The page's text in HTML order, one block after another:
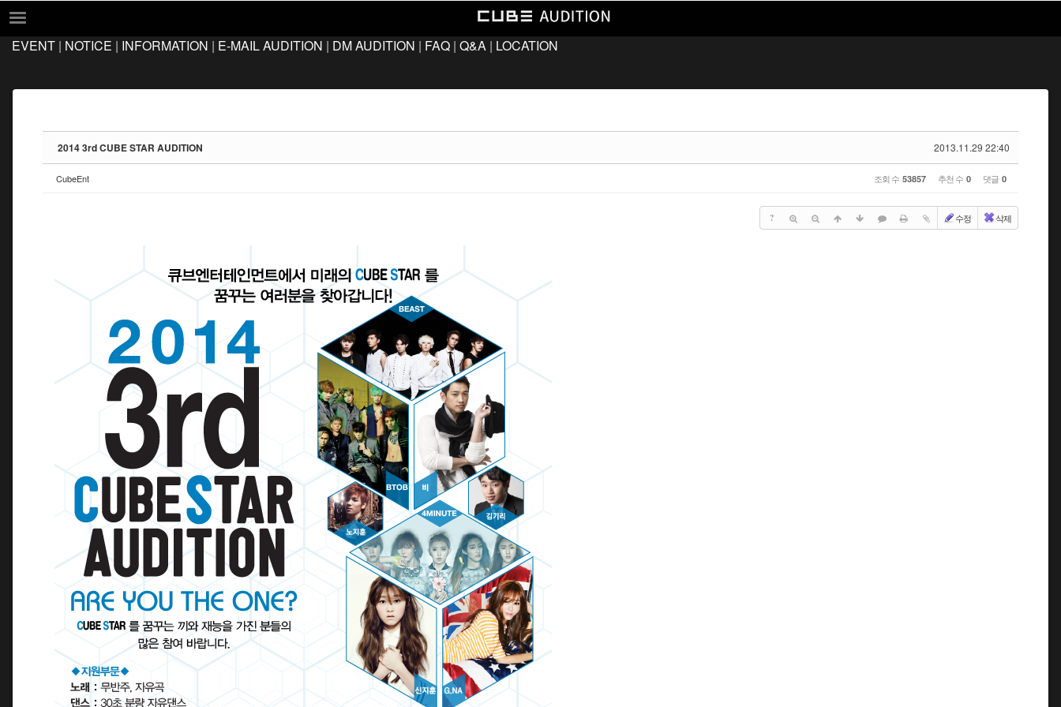
EVENT
E-MAIL AUDITION
DM AUDITION
EVENT | NOTICE | INFORMATION | E-MAIL AUDITION | DM AUDITION | FAQ | Q&A | LOCATION
2013.11.29 22:40
2014 3rd CUBE STAR AUDITION
CubeEnt 조회 수 53857 추천 수 0 댓글 0
? 수정 삭제